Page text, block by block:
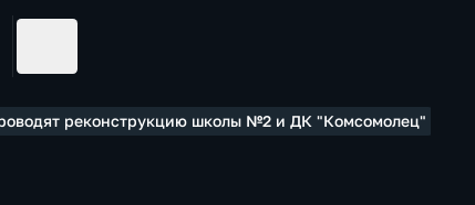
реконструкцию школы №2 и ДК "Комсомолец"